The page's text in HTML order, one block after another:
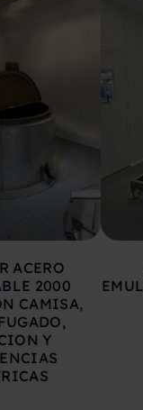
ACERO
2000
CAMISA,
Y